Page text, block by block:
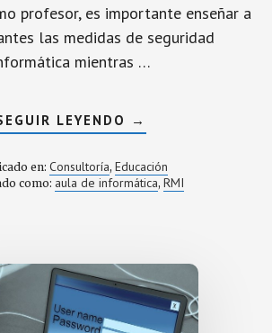
profesor, es importante enseñar a
las medidas de seguridad
mientras …
LEYENDO ACERCA
DE
CONSEJOS
DE
SEGURIDAD
AULA
DE
TU
CENTRO.
→
en: Consultoría, Educación
como: aula de informática, RMI